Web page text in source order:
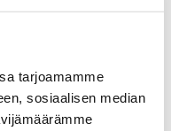
tarjoamamme
sosiaalisen median